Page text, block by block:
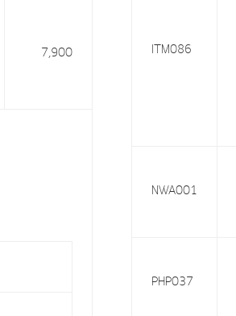
7,900 ITM086
NWA001
PHP037